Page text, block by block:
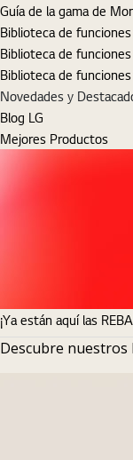
Guía de la gama de
Biblioteca de
Biblioteca de
Biblioteca de
Novedades y
Blog LG
Mejores Productos
¡Ya están aquí las
Descubre nuestros